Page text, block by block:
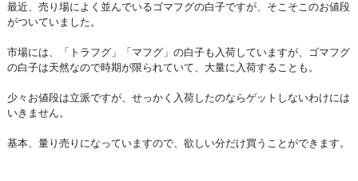
最近、売り場によく並んでいるゴマフグの白子ですが、そこそこのお値段
がついていました。
市場には、「トラフグ」「マフグ」の白子も入荷していますが、ゴマフグ
の白子は天然なので時期が限られていて、大量に入荷することも。
少々お値段は立派ですが、せっかく入荷したのならゲットしないわけには
いきません。
基本、量り売りになっていますので、欲しい分だけ買うことができます。